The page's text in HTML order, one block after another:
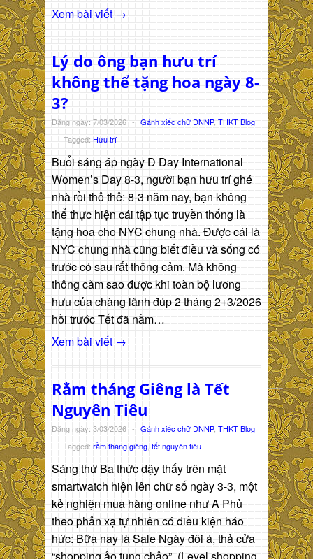
Xem bài viết →
Lý do ông bạn hưu trí
không thể tặng hoa ngày 8-
3?
Đăng ngày: 7/03/2026 - Gánh xiếc chữ DNNP, THKT Blog
- Tagged: Hưu trí
Buổi sáng áp ngày D Day International
Women’s Day 8-3, người bạn hưu trí ghé
nhà rồi thỏ thẻ: 8-3 năm nay, bạn không
thể thực hiện cái tập tục truyền thống là
tặng hoa cho NYC chung nhà. Được cái là
NYC chung nhà cũng biết điều và sống có
trước có sau rất thông cảm. Mà không
thông cảm sao được khi toàn bộ lương
hưu của chàng lãnh đúp 2 tháng 2+3/2026
hồi trước Tết đã nằm…
Xem bài viết →
Rằm tháng Giêng là Tết
Nguyên Tiêu
Đăng ngày: 3/03/2026 - Gánh xiếc chữ DNNP, THKT Blog
- Tagged: rằm tháng giêng tết nguyên tiêu
Sáng thứ Ba thức dậy thấy trên mặt
smartwatch hiện lên chữ số ngày 3-3, một
kẻ nghiện mua hàng online như A Phủ
theo phản xạ tự nhiên có điều kiện háo
hức: Bữa nay là Sale Ngày đôi á, thả cửa
“shopping ảo tung chảo”. (Level shopping